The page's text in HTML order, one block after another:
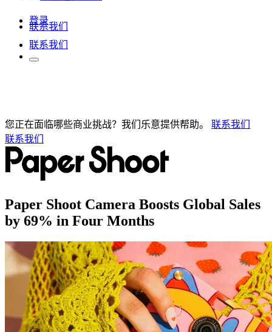
登录
联系我们
联系我们
您正在面临哪些商业挑战？我们乐意提供帮助。
联系我们
联系我们
Paper Shoot Camera Boosts Global Sales
by 69% in Four Months